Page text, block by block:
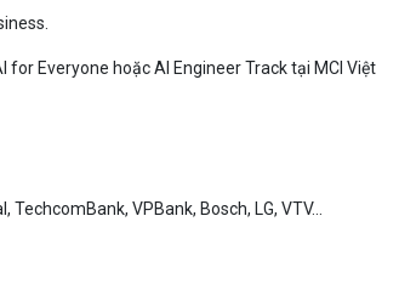
Everyone hoặc AI Engineer Track tại MCI Việt
VPBank, Bosch, LG, VTV...